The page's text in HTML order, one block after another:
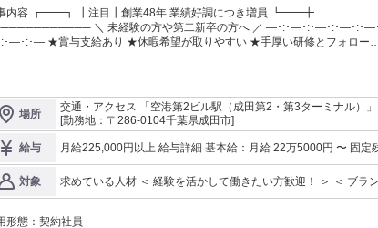
内容 ┏━━┓ ┃注目┃創業48年 業績好調につき増員 ┗━━╋…
＼ 未経験の方や第二新卒の方へ ／ ―･:･―･:･―･:･―･:･―･:･
―･:･― ★賞与支給あり ★休暇希望が取りやすい ★手厚い研修とフォロー
【外資系航空会社グランドスタッフ】 ■
搭乗手続き全般 (パスポートの確認、渡航書類の確認等) ■受託手荷物預か
ゲート業務 ■案内・誘導・アナウンス業務 ■到着業務(未着荷物の書類作成等
機の出発・到着に関わるお仕事を 全般的に担当することができるので、 幅
が身に付きます！ ・チーム一丸となり、 便を出発させることができる 達
わえます ―――――――――――――――――― ◇◆ 働きやすさの理由
―――――――――――――――――― 働きやすさの理由はズバリ「人」
かで協力的な人ばかりの職場で、 自然体の自分でいられる空気感が魅力で
上下関係のないフラットなチームなので、 雑談だって、相談だってしやす
場所
交通・アクセス 「空港第2ビル駅（成田第2・第3ターミナル）
[勤務地：〒286-0104千葉県成田市]
給与
月給225,000円以上 給与詳細 基本給：月給 22万5000円 〜 固定残業代：なし 【一律手当】 全員に一律で支払わ
降/1日500円) ※交通費 規定内支給 31,575円以内
対象
求めている人材 ＜ 経験を活かして働きたい方歓迎！ ＞ ＜ ブランクがあっ
社でのグランドスタッフ経験 ■ゲート業務・到着業務 ■英検2級以上、中国語検定、
形態： 契約社員